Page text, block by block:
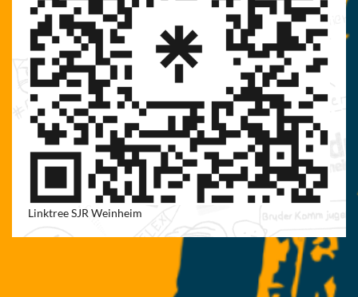
Linktree SJR Weinheim